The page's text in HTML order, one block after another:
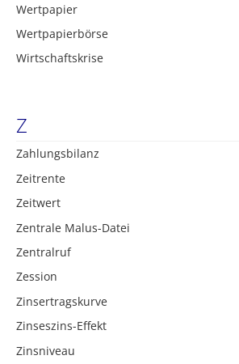
Wertpapier
Wertpapierbörse
Wirtschaftskrise
Z
Zahlungsbilanz
Zeitrente
Zeitwert
Zentrale Malus-Datei
Zentralruf
Zession
Zinsertragskurve
Zinseszins-Effekt
Zinsniveau